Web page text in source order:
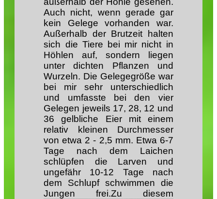
Auch nicht, wenn gerade gar
kein Gelege vorhanden war.
Außerhalb der Brutzeit halten
sich die Tiere bei mir nicht in
Höhlen auf, sondern liegen
unter dichten Pflanzen und
Wurzeln. Die Gelegegröße war
bei mir sehr unterschiedlich
und umfasste bei den vier
Gelegen jeweils 17, 28, 12 und
36 gelbliche Eier mit einem
relativ kleinen Durchmesser
von etwa 2 - 2,5 mm. Etwa 6-7
Tage nach dem Laichen
schlüpfen die Larven und
ungefähr 10-12 Tage nach
dem Schlupf schwimmen die
Jungen frei.Zu diesem